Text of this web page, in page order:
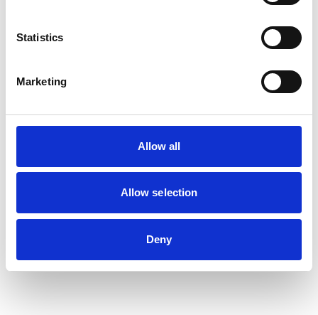
Statistics
Marketing
Allow all
Allow selection
Deny